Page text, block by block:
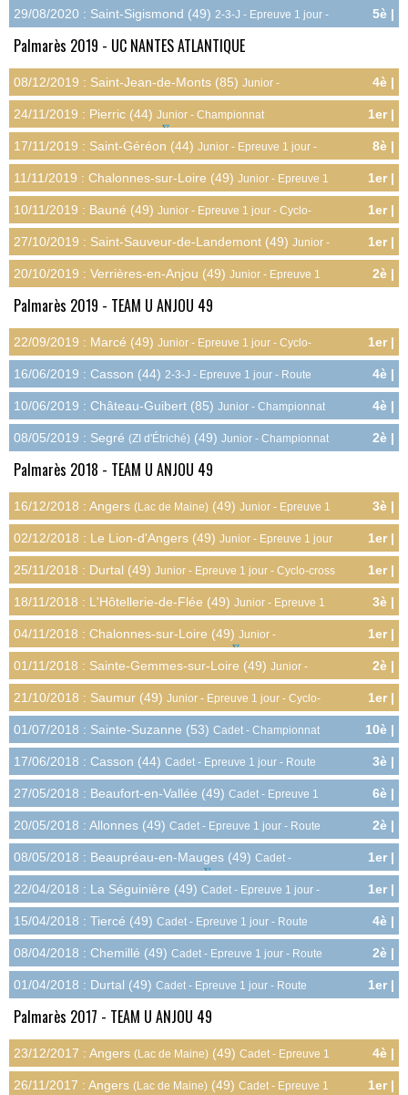
29/08/2020 : Saint-Sigismond (49) 2-3-J - Epreuve 1 jour -
5è |
7.2pts
Palmarès 2019 - UC NANTES ATLANTIQUE
08/12/2019 : Saint-Jean-de-Monts (85) Junior -
Championnat Régional - Cyclo-cross
4è |
14.0pts
24/11/2019 : Pierric (44) Junior - Championnat
Départemental - Cyclo-cross
1er |
15.0pts
17/11/2019 : Saint-Géréon (44) Junior - Epreuve 1 jour -
Cyclo-cross
8è |
3.0pts
11/11/2019 : Chalonnes-sur-Loire (49) Junior - Epreuve 1
jour - Cyclo-cross
1er |
10.0pts
10/11/2019 : Bauné (49) Junior - Epreuve 1 jour - Cyclo-
cross
1er |
10.0pts
27/10/2019 : Saint-Sauveur-de-Landemont (49) Junior -
Epreuve 1 jour - Cyclo-cross
1er |
10.0pts
20/10/2019 : Verrières-en-Anjou (49) Junior - Epreuve 1
2è |
9.0pts
Palmarès 2019 - TEAM U ANJOU 49
22/09/2019 : Marcé (49) Junior - Epreuve 1 jour - Cyclo-
cross
1er |
10.0pts
16/06/2019 : Casson (44) 2-3-J - Epreuve 1 jour - Route
4è |
7.0pts
10/06/2019 : Château-Guibert (85) Junior - Championnat
Régional - Route
4è |
14.0pts
08/05/2019 : Segré (ZI d'Étriché) (49) Junior - Championnat
2è |
13.5pts
Palmarès 2018 - TEAM U ANJOU 49
16/12/2018 : Angers (Lac de Maine) (49) Junior - Epreuve 1
jour - Cyclo-cross
3è |
8.0pts
02/12/2018 : Le Lion-d'Angers (49) Junior - Epreuve 1 jour
- Cyclo-cross
1er |
10.0pts
25/11/2018 : Durtal (49) Junior - Epreuve 1 jour - Cyclo-cross
1er |
10.0pts
18/11/2018 : L'Hôtellerie-de-Flée (49) Junior - Epreuve 1
jour - Cyclo-cross
3è |
8.0pts
04/11/2018 : Chalonnes-sur-Loire (49) Junior -
Championnat Départemental - Cyclo-cross
1er |
15.0pts
01/11/2018 : Sainte-Gemmes-sur-Loire (49) Junior -
Epreuve 1 jour - Cyclo-cross
2è |
9.0pts
21/10/2018 : Saumur (49) Junior - Epreuve 1 jour - Cyclo-
cross
1er |
10.0pts
01/07/2018 : Sainte-Suzanne (53) Cadet - Championnat
Régional - Route
10è |
2.0pts
17/06/2018 : Casson (44) Cadet - Epreuve 1 jour - Route
3è |
8.0pts
27/05/2018 : Beaufort-en-Vallée (49) Cadet - Epreuve 1
jour - Route
6è |
5.0pts
20/05/2018 : Allonnes (49) Cadet - Epreuve 1 jour - Route
2è |
9.0pts
08/05/2018 : Beaupréau-en-Mauges (49) Cadet -
Championnat Départemental - Route
1er |
15.0pts
22/04/2018 : La Séguinière (49) Cadet - Epreuve 1 jour -
Route
1er |
10.0pts
15/04/2018 : Tiercé (49) Cadet - Epreuve 1 jour - Route
4è |
7.0pts
08/04/2018 : Chemillé (49) Cadet - Epreuve 1 jour - Route
2è |
9.0pts
01/04/2018 : Durtal (49) Cadet - Epreuve 1 jour - Route
1er |
10.0pts
Palmarès 2017 - TEAM U ANJOU 49
23/12/2017 : Angers (Lac de Maine) (49) Cadet - Epreuve 1
jour - Cyclo-cross
4è |
7.0pts
26/11/2017 : Angers (Lac de Maine) (49) Cadet - Epreuve 1
1er |